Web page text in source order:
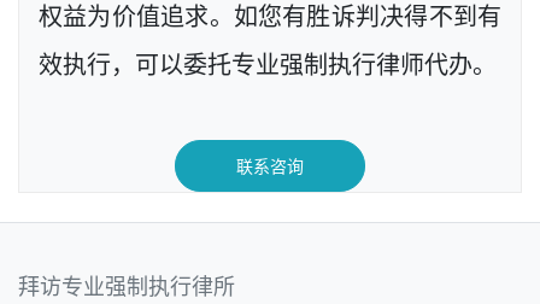
权益为价值追求。如您有胜诉判决得不到有
效执行，可以委托专业强制执行律师代办。
联系咨询
拜访专业强制执行律所